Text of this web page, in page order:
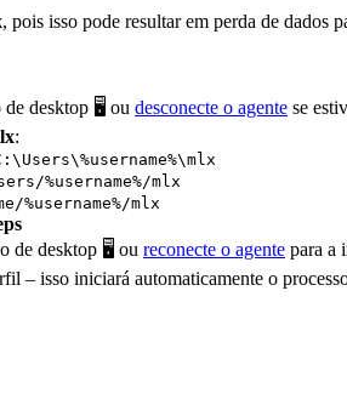
, pois isso pode resultar em perda de dados
desktop 🖥️ ou desconecte o agente se
:
%username%/mlx
%username%/mlx
de desktop 🖥️ ou reconecte o agente para a
– isso iniciará automaticamente o